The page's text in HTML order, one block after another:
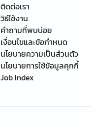
ติดต่อเรา
วิธีใช้งาน
คำถามที่พบบ่อย
เงื่อนไขและข้อกำหนด
นโยบายความเป็นส่วนตัว
นโยบายการใช้ข้อมูลคุกกี้
Job Index